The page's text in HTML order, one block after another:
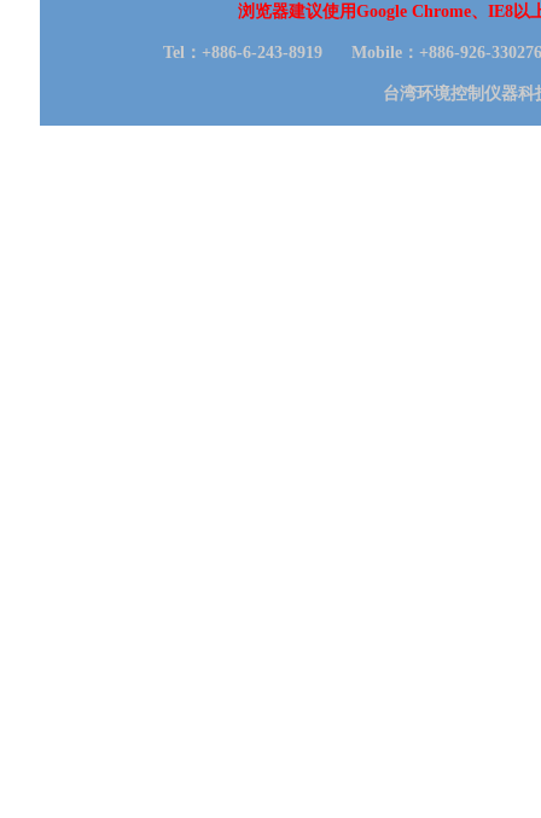
浏览器建议使用Google Chrome、IE8
Tel：+886-6-243-8919 Mobile：+886-926-
台湾环境控制仪器